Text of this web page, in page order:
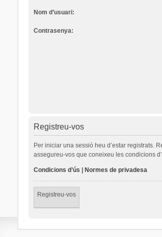
Nom d’usuari:
Contrasenya:
Registreu-vos
Per iniciar una sessió heu d’estar registrats.
assegureu-vos que coneixeu les condicions
Condicions d’ús Normes de privadesa
Registreu-vos